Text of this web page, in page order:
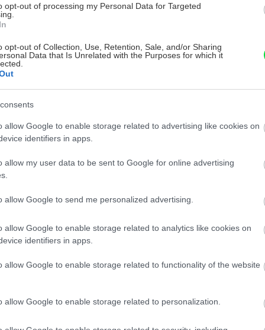
opt-out of processing my Personal Data for Targeted
opt-out of Collection, Use, Retention, Sale, and/or Sharing
Data that Is Unrelated with the Purposes for which it
allow Google to enable storage related to advertising like cookies on
identifiers in apps.
allow my user data to be sent to Google for online advertising
allow Google to send me personalized advertising.
allow Google to enable storage related to analytics like cookies on
identifiers in apps.
allow Google to enable storage related to functionality of the website
allow Google to enable storage related to personalization.
voda a voda – voda je v prípade výmeny
domoch ojedinelá. Je to jednak z dôvodu
jednak je ich inštalácia technicky
vykurovania pre
za tepelné čerpadlo si vyžaduje
existujú rôzne programy a stimuly na
energie, pre väčšinu slovenských
priveľké finančné bremeno. Otázka
je kritická predovšetkým pri
domami.
efektívnosti jednotlivých zdrojov
počas celého životného cyklu